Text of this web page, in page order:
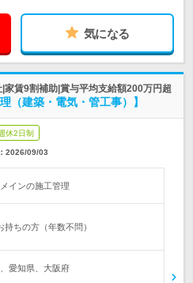
気になる
家賃9割補助|賞与平均支給額200万円超
（建築・電気・管工事）】
休2日制
2026/09/03
インの施工管理
ちの方（年数不問）
愛知県、大阪府